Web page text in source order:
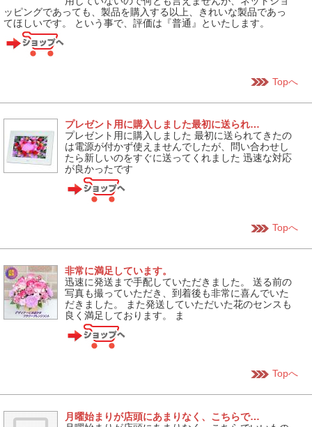
ッピングであっても、製品を購入する以上、きれいな製品であっ
てほしいです。 という事で、評価は『普通』といたします。
Topへ
プレゼント用に購入しました最初に送られ…
プレゼント用に購入しました 最初に送られてきたの
は電源が付かず使えませんでしたが、問い合わせし
たら新しいのをすぐに送ってくれました 迅速な対応
が良かったです
Topへ
非常に満足しています。
迅速に発送まで手配していただきました。 送る前の
写真も撮っていただき、到着後も非常に喜んでいた
だきました。 また発送していただいた花のセンスも
良く満足しております。 ま
Topへ
月曜始まりが店頭にあまりなく、こちらで…